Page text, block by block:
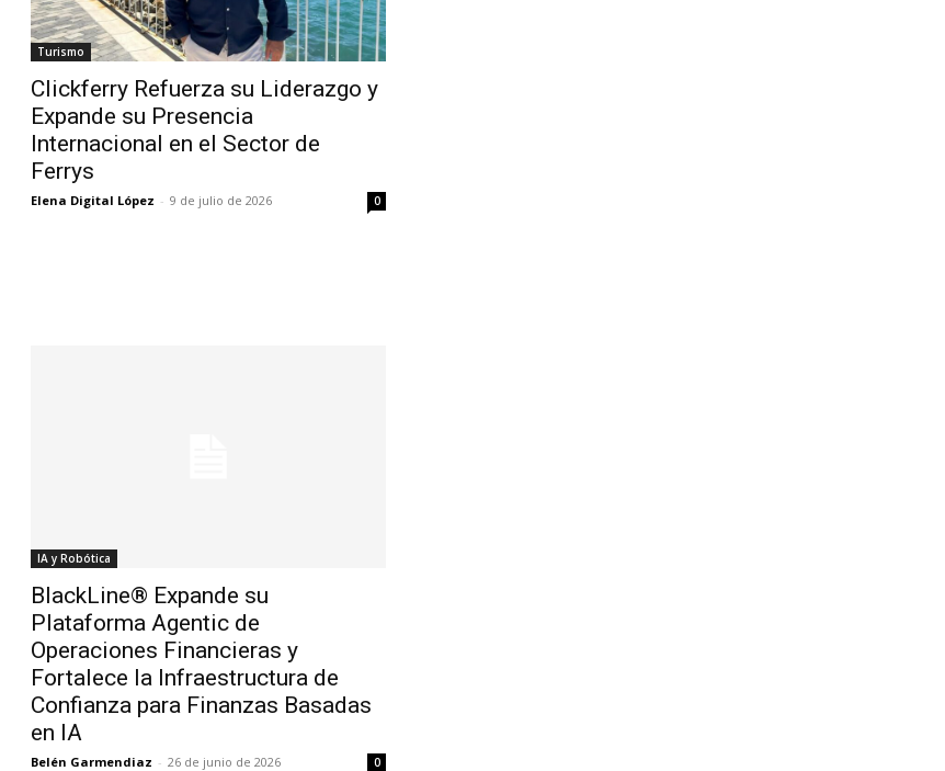
Turismo
Clickferry Refuerza su Liderazgo y
Expande su Presencia
Internacional en el Sector de
Ferrys
Elena Digital López - 9 de julio de 2026 0
IA y Robótica
BlackLine® Expande su
Plataforma Agentic de
Operaciones Financieras y
Fortalece la Infraestructura de
Confianza para Finanzas Basadas
en IA
Belén Garmendiaz - 26 de junio de 2026 0